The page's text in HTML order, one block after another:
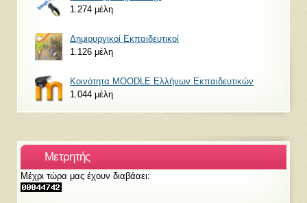
1.274 μέλη
Δημιουργικοί Εκπαιδευτικοί
1.126 μέλη
Κοινότητα MOODLE Ελλήνων Εκπαιδευτικών
1.044 μέλη
Μετρητής
Μέχρι τώρα μας έχουν διαβάαει: